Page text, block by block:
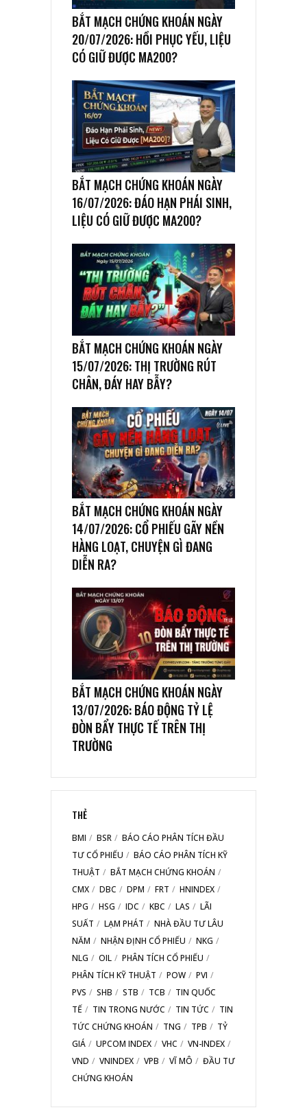
BẮT MẠCH CHỨNG KHOÁN NGÀY
20/07/2026: HỒI PHỤC YẾU, LIỆU
CÓ GIỮ ĐƯỢC MA200?
BẮT MẠCH CHỨNG KHOÁN NGÀY
16/07/2026: ĐÁO HẠN PHÁI SINH,
LIỆU CÓ GIỮ ĐƯỢC MA200?
BẮT MẠCH CHỨNG KHOÁN NGÀY
15/07/2026: THỊ TRƯỜNG RÚT
CHÂN, ĐÁY HAY BẪY?
BẮT MẠCH CHỨNG KHOÁN NGÀY
14/07/2026: CỔ PHIẾU GÃY NỀN
HÀNG LOẠT, CHUYỆN GÌ ĐANG
DIỄN RA?
BẮT MẠCH CHỨNG KHOÁN NGÀY
13/07/2026: BÁO ĐỘNG TỶ LỆ
ĐÒN BẨY THỰC TẾ TRÊN THỊ
TRƯỜNG
THẺ
BMI BSR
BÁO CÁO PHÂN TÍCH ĐẦU
TƯ CỔ PHIẾU
BÁO CÁO PHÂN TÍCH KỸ
THUẬT
BẮT MẠCH CHỨNG KHOÁN
CMX
DBC DPM FRT
HNINDEX
HPG
HSG IDC KBC LAS
LÃI
SUẤT
LẠM PHÁT
NHÀ ĐẦU TƯ LÂU
NĂM
NHẬN ĐỊNH CỔ PHIẾU
NKG
NLG
OIL
PHÂN TÍCH CỔ PHIẾU
PHÂN TÍCH KỸ THUẬT
POW
PVI
PVS
SHB STB TCB
TIN QUỐC
TẾ
TIN TRONG NƯỚC TIN TỨC
TIN
TỨC CHỨNG KHOÁN
TNG TPB
TỶ
GIÁ
UPCOM INDEX VHC
VN-INDEX
VND
VNINDEX VPB VĨ MÔ
ĐẦU TƯ
CHỨNG KHOÁN